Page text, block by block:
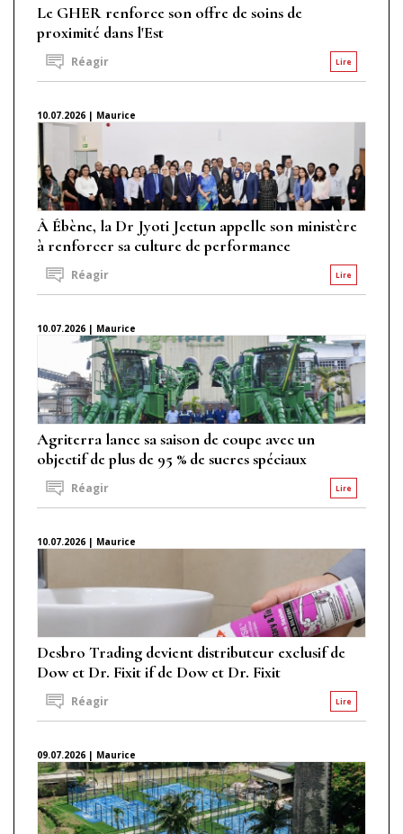
Le GHER renforce son offre de soins de
proximité dans l'Est
Lire
Réagir
10.07.2026 | Maurice
À Ébène, la Dr Jyoti Jeetun appelle son ministère
à renforcer sa culture de performance
Lire
Réagir
10.07.2026 | Maurice
Agriterra lance sa saison de coupe avec un
objectif de plus de 95 % de sucres spéciaux
Lire
Réagir
10.07.2026 | Maurice
Desbro Trading devient distributeur exclusif de
Dow et Dr. Fixit if de Dow et Dr. Fixit
Lire
Réagir
09.07.2026 | Maurice